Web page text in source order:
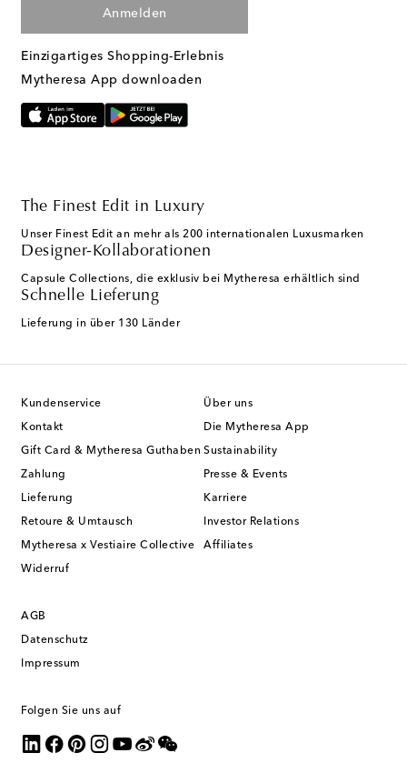
Anmelden
Einzigartiges Shopping-Erlebnis
Mytheresa App downloaden
The Finest Edit in Luxury
Unser Finest Edit an mehr als 200 internationalen Luxusmarken
Designer-Kollaborationen
Capsule Collections, die exklusiv bei Mytheresa erhältlich sind
Schnelle Lieferung
Lieferung in über 130 Länder
Kundenservice
Kontakt
Gift Card & Mytheresa Guthaben
Zahlung
Lieferung
Retoure & Umtausch
Mytheresa x Vestiaire Collective
Widerruf
Über uns
Die Mytheresa App
Sustainability
Presse & Events
Karriere
Investor Relations
Affiliates
AGB
Datenschutz
Impressum
Folgen Sie uns auf